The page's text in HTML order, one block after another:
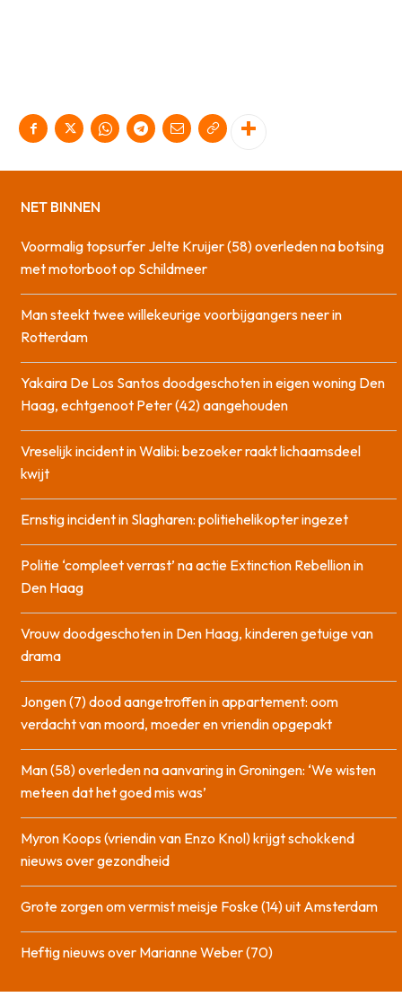
NET BINNEN
Voormalig topsurfer Jelte Kruijer (58) overleden na botsing
met motorboot op Schildmeer
Man steekt twee willekeurige voorbijgangers neer in
Rotterdam
Yakaira De Los Santos doodgeschoten in eigen woning Den
Haag, echtgenoot Peter (42) aangehouden
Vreselijk incident in Walibi: bezoeker raakt lichaamsdeel
kwijt
Ernstig incident in Slagharen: politiehelikopter ingezet
Politie ‘compleet verrast’ na actie Extinction Rebellion in
Den Haag
Vrouw doodgeschoten in Den Haag, kinderen getuige van
drama
Jongen (7) dood aangetroffen in appartement: oom
verdacht van moord, moeder en vriendin opgepakt
Man (58) overleden na aanvaring in Groningen: ‘We wisten
meteen dat het goed mis was’
Myron Koops (vriendin van Enzo Knol) krijgt schokkend
nieuws over gezondheid
Grote zorgen om vermist meisje Foske (14) uit Amsterdam
Heftig nieuws over Marianne Weber (70)